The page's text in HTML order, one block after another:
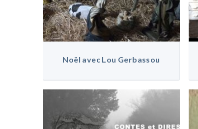
Noël avec Lou Gerbassou